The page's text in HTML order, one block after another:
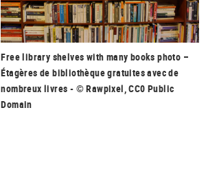
Free library shelves with many books photo –
Étagères de bibliothèque gratuites avec de
nombreux livres - © Rawpixel, CC0 Public
Domain